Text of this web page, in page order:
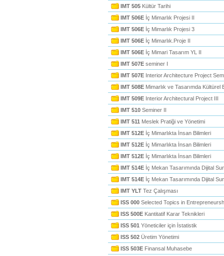
IMT 505 Kültür Tarihi
IMT 506E İç Mimarlık Projesi II
IMT 506E İç Mimarlık Projesi 3
IMT 506E İç Mimarlık.Proje II
IMT 506E İç Mimari Tasarım YL II
IMT 507E seminer I
IMT 507E Interior Architecture Project
IMT 508E Mimarlık ve Tasarımda Kültürel
IMT 509E Interior Architectural Project III
IMT 510 Seminer II
IMT 511 Meslek Pratiği ve Yönetimi
IMT 512E İç Mimarlıkta İnsan Bilimleri
IMT 512E İç Mimarlıkta İnsan Bilimleri
IMT 512E İç Mimarlıkta İnsan Bilimleri
IMT 514E İç Mekan Tasarımında Dijital
IMT 514E İç Mekan Tasarımında Dijital
IMT YLT Tez Çalışması
ISS 000 Selected Topics in
ISS 500E Kantitatif Karar Teknikleri
ISS 501 Yöneticiler için İstatistik
ISS 502 Üretim Yönetimi
ISS 503E Finansal Muhasebe